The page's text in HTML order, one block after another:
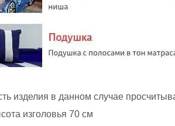
изделия в данном случае
изголовья 70 см